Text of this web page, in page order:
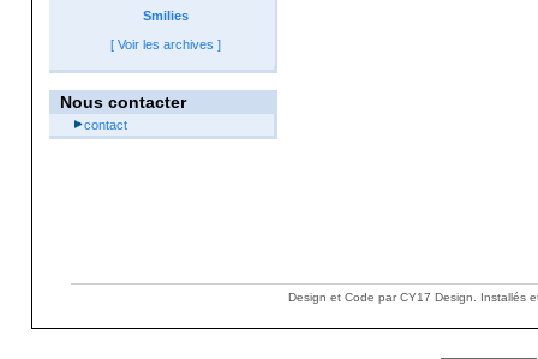
Smilies
[ Voir les archives ]
Nous contacter
contact
Design et Code par CY17 Design. Installés